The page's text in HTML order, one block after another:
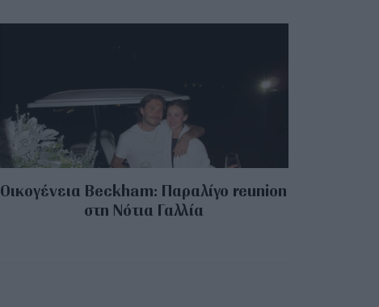
Οικογένεια Beckham: Παραλίγο reunion
στη Νότια Γαλλία